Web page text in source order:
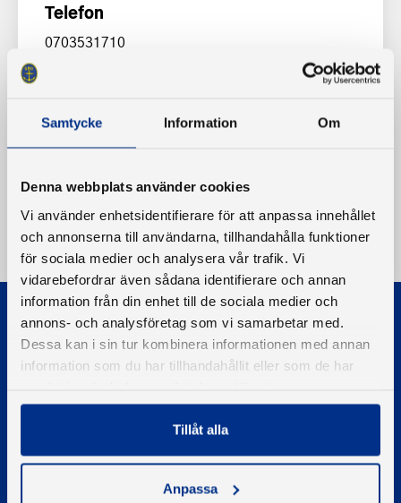
Samtycke Information Om
Denna webbplats använder cookies
Vi använder enhetsidentifierare för att anpassa innehållet
och annonserna till användarna, tillhandahålla funktioner
för sociala medier och analysera vår trafik. Vi
vidarebefordrar även sådana identifierare och annan
information från din enhet till de sociala medier och
annons- och analysföretag som vi samarbetar med.
Dessa kan i sin tur kombinera informationen med annan
information som du har tillhandahållit eller som de har
Tillåt alla
Anpassa
Telefon
0703531710
© 2026 - Svenska Båtunionen
PIGMENT WEBBYRÅ